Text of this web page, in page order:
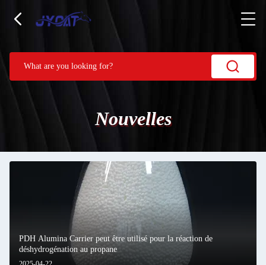
Nouvelles
PDH Alumina Carrier peut être utilisé pour la réaction de
déshydrogénation au propane